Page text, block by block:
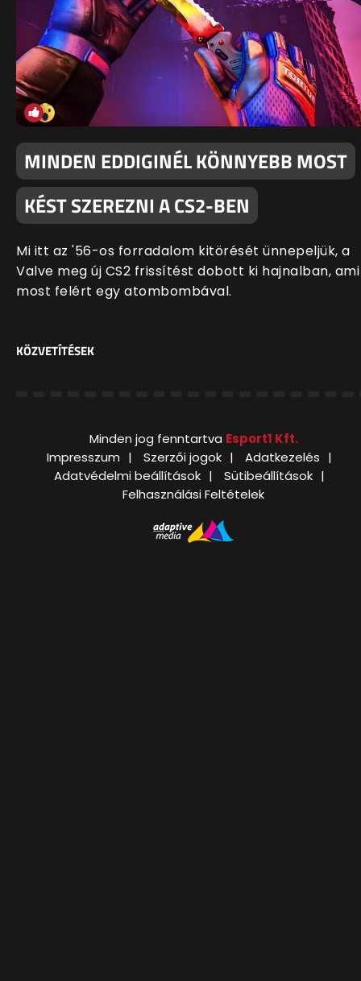
MINDEN EDDIGINÉL KÖNNYEBB MOST
KÉST SZEREZNI A CS2-BEN
Mi itt az '56-os forradalom kitörését ünnepeljük, a
Valve meg új CS2 frissítést dobott ki hajnalban, ami
most felért egy atombombával.
KÖZVETÍTÉSEK
Minden jog fenntartva Esport1 Kft.
Impresszum
Szerzői jogok
Adatkezelés
Adatvédelmi beállítások
Sütibeállítások
Felhasználási Feltételek